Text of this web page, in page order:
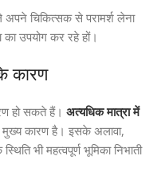
चिकित्सक से परामर्श लेना
उपयोग कर रहे हों।
कारण
हो सकते हैं। अत्यधिक मात्रा में
कारण है। इसके अलावा,
भी महत्वपूर्ण भूमिका निभाती